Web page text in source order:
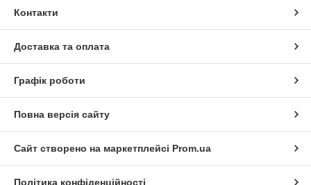
Контакти
Доставка та оплата
Графік роботи
Повна версія сайту
Сайт створено на маркетплейсі Prom.ua
Політика конфіденційності